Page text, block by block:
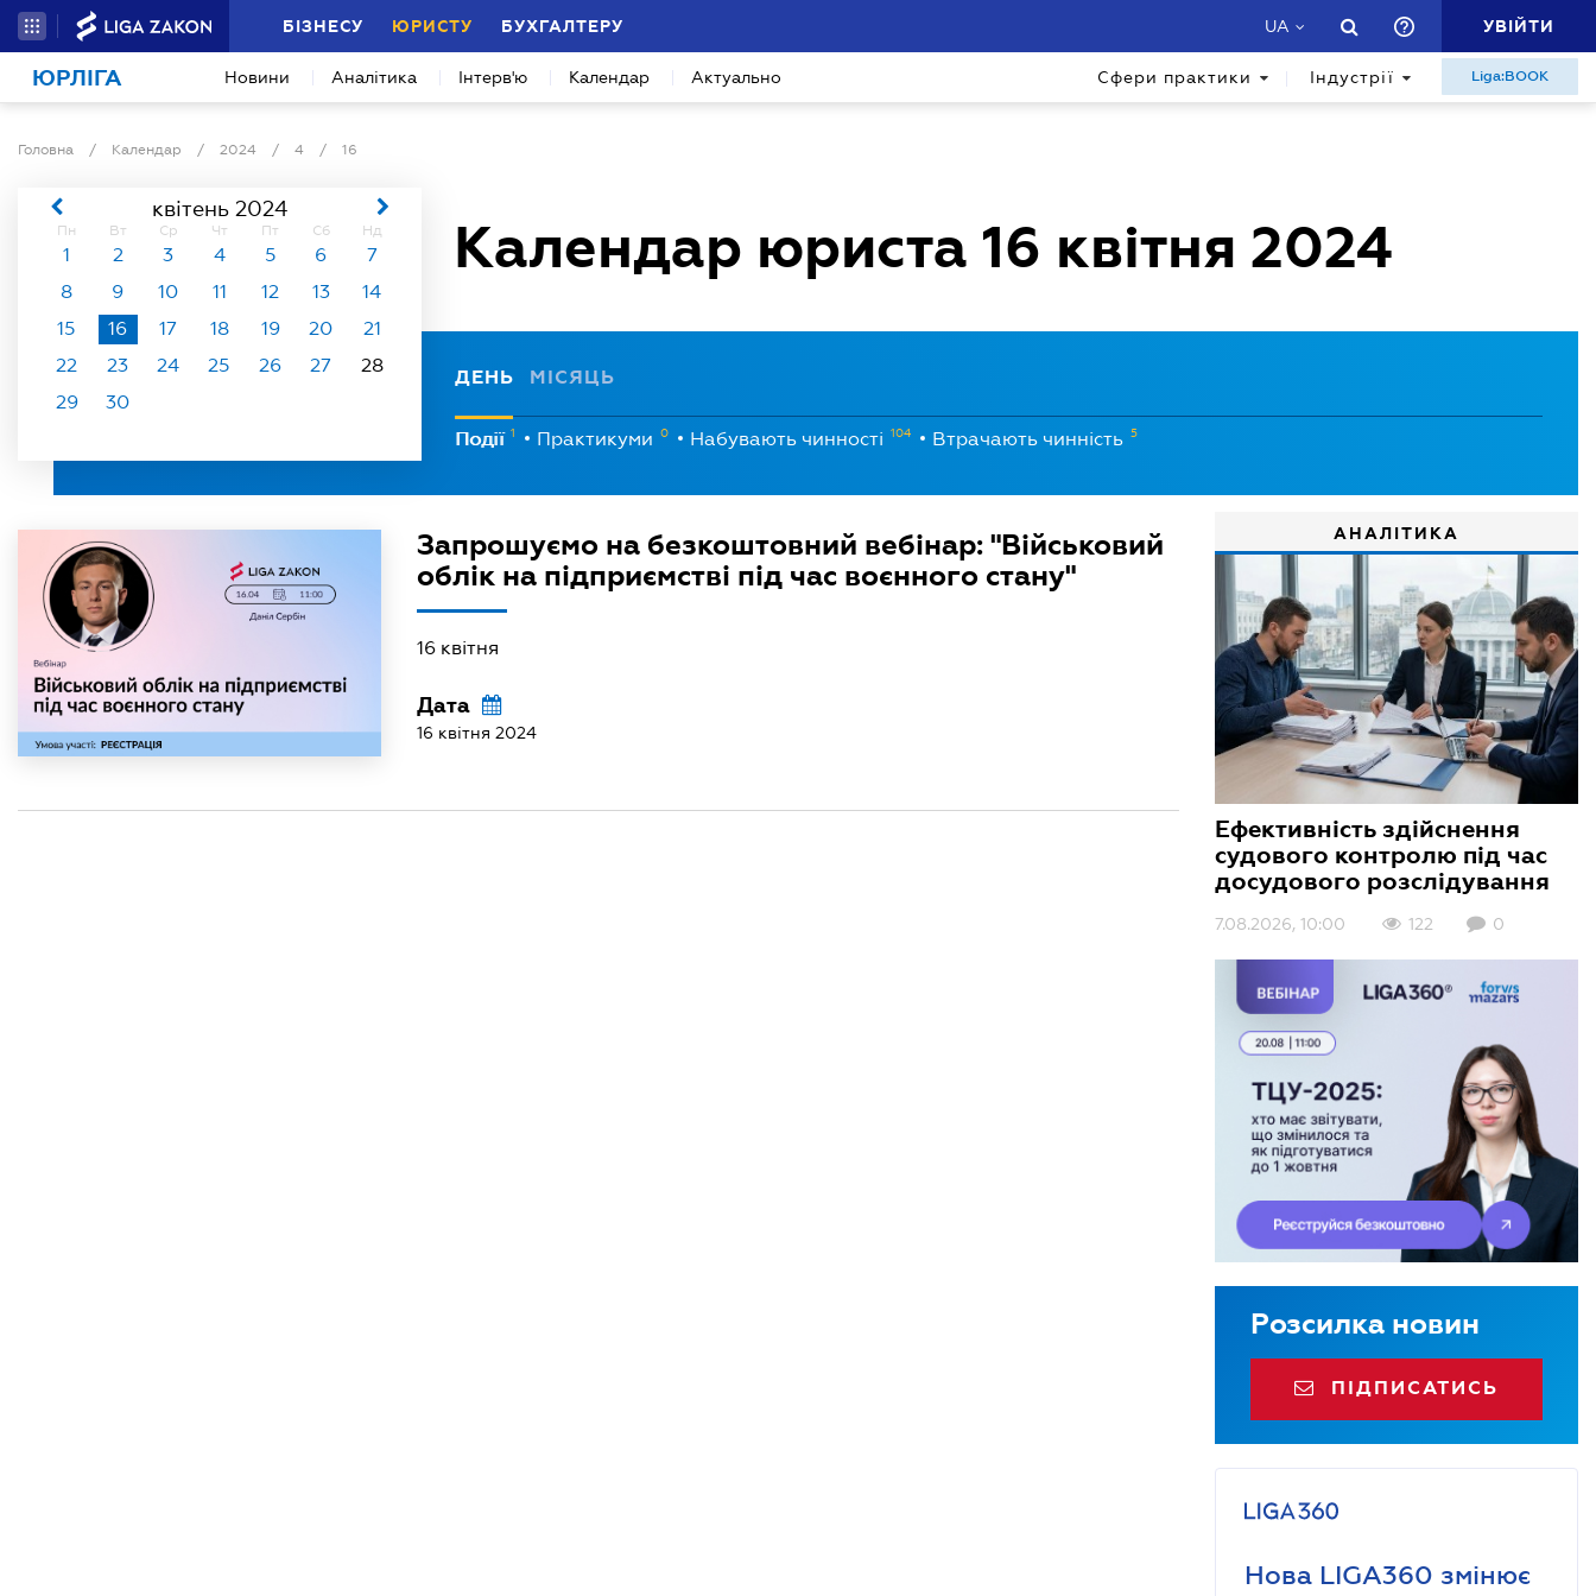
БІЗНЕСУ ЮРИСТУ БУХГАЛТЕРУ UA УВІЙТИ
ЮРЛІГА Новини Аналітика Інтерв'ю Календар Актуально Сфери практики Індустрії Liga:BOOK
Головна / Календар / 2024 / 4 / 16
Календар юриста 16 квітня 2024
квітень 2024
Пн Вт Ср Чт Пт Сб Нд
1 2 3 4 5 6
7
8
9 10 11 12 13
14
15
16 17 18 19 20
21
22
23 24 25 26 27
28
29
30
ДЕНЬ МІСЯЦЬ
Події 1 Практикуми 0 Набувають чинності 104 Втрачають чинність 5
Запрошуємо на безкоштовний вебінар: "Військовий
облік на підприємстві під час воєнного стану"
16 квітня
Дата
16 квітня 2024
АНАЛІТИКА
Ефективність здійснення
судового контролю під час
досудового розслідування
7.08.2026, 10:00 122 0
Розсилка новин
ПІДПИСАТИСЬ
Нова LIGA360 змінює